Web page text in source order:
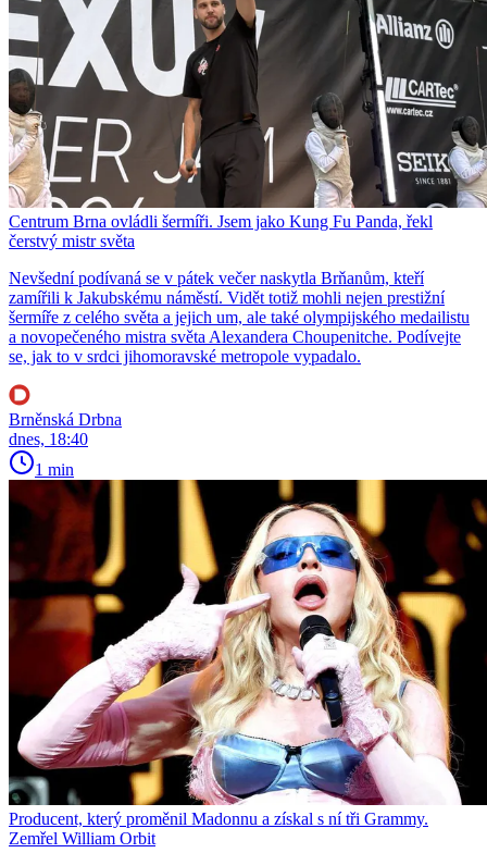
Centrum Brna ovládli šermíři. Jsem jako Kung Fu Panda, řekl
čerstvý mistr světa
Nevšední podívaná se v pátek večer naskytla Brňanům, kteří
zamířili k Jakubskému náměstí. Vidět totiž mohli nejen prestižní
šermíře z celého světa a jejich um, ale také olympijského medailistu
a novopečeného mistra světa Alexandera Choupenitche. Podívejte
se, jak to v srdci jihomoravské metropole vypadalo.
Brněnská Drbna
dnes, 18:40
1 min
Producent, který proměnil Madonnu a získal s ní tři Grammy.
Zemřel William Orbit